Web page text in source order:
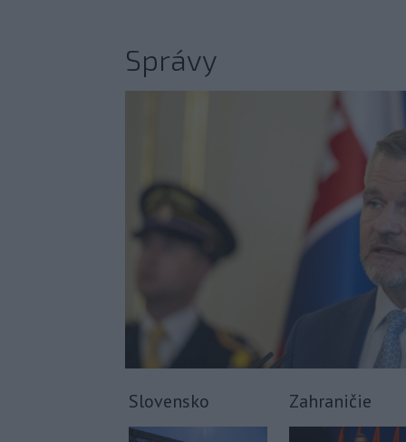
Správy
Slovensko Zahraničie